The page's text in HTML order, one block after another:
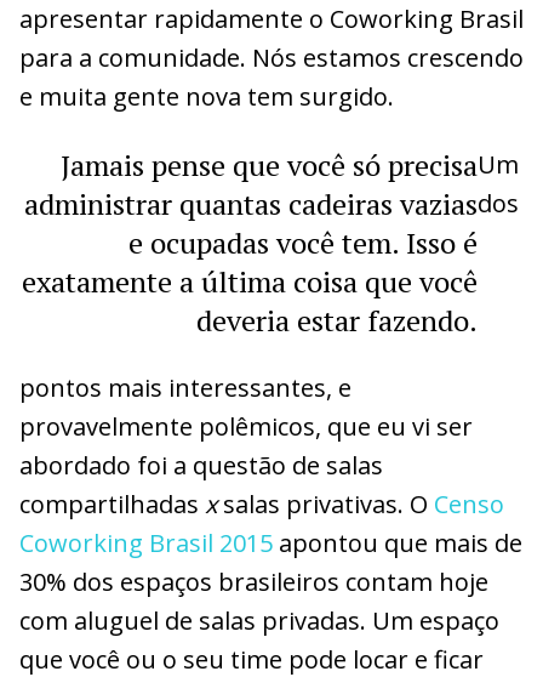
apresentar rapidamente o Coworking Brasil
para a comunidade. Nós estamos crescendo
e muita gente nova tem surgido.
Jamais pense que você só precisa
administrar quantas cadeiras vazias
e ocupadas você tem. Isso é
exatamente a última coisa que você
deveria estar fazendo.
Um
dos
pontos mais interessantes, e
provavelmente polêmicos, que eu vi ser
abordado foi a questão de salas
compartilhadas xsalas privativas. O Censo
Coworking Brasil 2015 apontou que mais de
30% dos espaços brasileiros contam hoje
com aluguel de salas privadas. Um espaço
que você ou o seu time pode locar e ficar